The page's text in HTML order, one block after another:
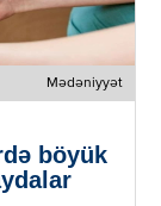
Mədəniyyət
böyük